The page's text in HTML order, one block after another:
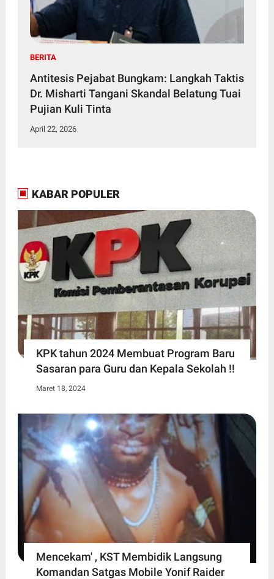
BERITA
Antitesis Pejabat Bungkam: Langkah Taktis
Dr. Misharti Tangani Skandal Belatung Tuai
Pujian Kuli Tinta
April 22, 2026
KABAR POPULER
KPK tahun 2024 Membuat Program Baru
Sasaran para Guru dan Kepala Sekolah !!
Maret 18, 2024
Mencekam' , KST Membidik Langsung
Komandan Satgas Mobile Yonif Raider